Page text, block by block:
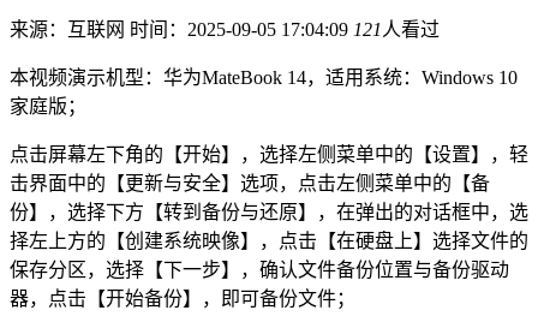
来源：互联网 时间：2025-09-05 17:04:09 121 人看过
本视频演示机型：华为MateBook 14，适用系统：Windows 10
家庭版；
点击屏幕左下角的【开始】，选择左侧菜单中的【设置】，轻
击界面中的【更新与安全】选项，点击左侧菜单中的【备
份】，选择下方【转到备份与还原】，在弹出的对话框中，选
择左上方的【创建系统映像】，点击【在硬盘上】选择文件的
保存分区，选择【下一步】，确认文件备份位置与备份驱动
器，点击【开始备份】，即可备份文件；